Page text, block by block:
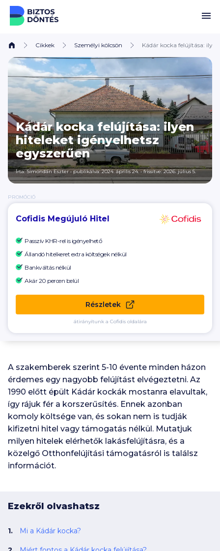
Ugrás a tartalomhoz
Cikkek Személyi kölcsön Kádár kocka felújítása:
Kádár kocka felújítása: ilyen
hiteleket igényelhetsz
egyszerűen
Írta:Simondán Eszter•publikálva: 2024. április 24.•frissítve: 2026. július 5.
PROMÓCIÓ
Cofidis Megújuló Hitel
Passzív KHR-rel is igényelhető
Állandó hitelkeret extra költségek nélkül
Bankváltás nélkül
Akár 20 percen belül
Részletek
átirányítunk a Cofidis oldalára
A szakemberek szerint 5-10 évente minden házon
érdemes egy nagyobb felújítást elvégeztetni. Az
1990 előtt épült Kádár kockák mostanra elavultak,
így rájuk fér a korszerűsítés. Ennek azonban
komoly költsége van, és sokan nem is tudják
kifizetni hitel vagy támogatás nélkül. Mutatjuk
milyen hitelek elérhetők lakásfelújításra, és a
közelgő Otthonfelújítási támogatásról is találsz
információt.
Ezekről olvashatsz
Mi a Kádár kocka?